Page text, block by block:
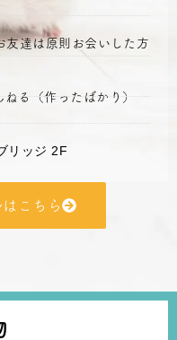
達は原則お会いした方
る（作ったばかり）
リッジ 2F
はこちら